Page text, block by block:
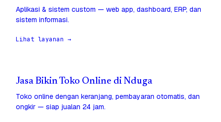
Aplikasi & sistem custom — web app, dashboard, ERP, dan
sistem informasi.
Lihat layanan →
Jasa Bikin Toko Online di Nduga
Toko online dengan keranjang, pembayaran otomatis, dan
ongkir — siap jualan 24 jam.